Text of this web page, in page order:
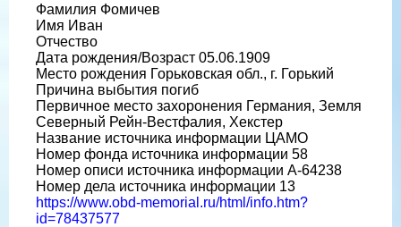
Фамилия Фомичев
Имя Иван
Отчество
Дата рождения/Возраст 05.06.1909
Место рождения Горьковская обл., г. Горький
Причина выбытия погиб
Первичное место захоронения Германия, Земля
Северный Рейн-Вестфалия, Хекстер
Название источника информации ЦАМО
Номер фонда источника информации 58
Номер описи источника информации A-64238
Номер дела источника информации 13
https://www.obd-memorial.ru/html/info.htm?
id=78437577